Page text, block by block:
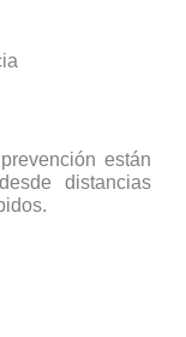
están
distancias